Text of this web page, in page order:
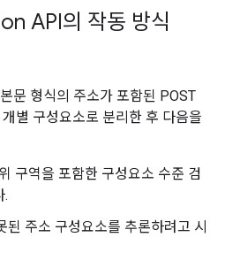
API의 작동 방식
문 형식의 주소가 포함된 POST
별 구성요소로 분리한 후 다음을
구역을 포함한 구성요소 수준 검
.
된 주소 구성요소를 추론하려고 시